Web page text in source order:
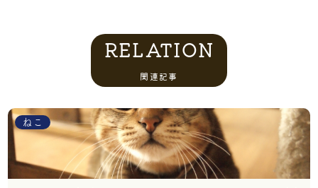
RELATION
関連記事
ねこ